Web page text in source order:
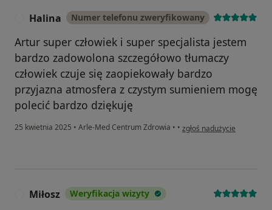
Halina Numer telefonu zweryfikowany
Artur super człowiek i super specjalista jestem
bardzo zadowolona szczegółowo tłumaczy
człowiek czuje się zaopiekowały bardzo
przyjazna atmosfera z czystym sumieniem mogę
polecić bardzo dziękuję
25 kwietnia 2025 • Arle-Med Centrum Zdrowia • • w opinii użytkownika
zgłoś nadużycie
Miłosz Weryfikacja wizyty